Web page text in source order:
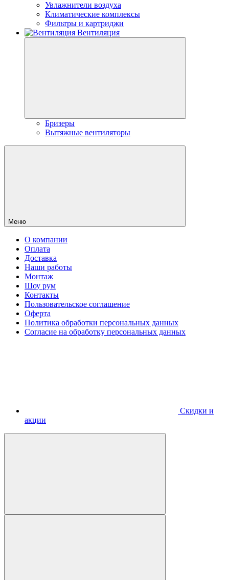
Увлажнители воздуха
Климатические комплексы
Фильтры и картриджи
Вентиляция
Бризеры
Вытяжные вентиляторы
Меню
О компании
Оплата
Доставка
Наши работы
Монтаж
Шоу рум
Контакты
Пользовательское соглашение
Оферта
Политика обработки персональных данных
Согласие на обработку персональных данных
Скидки и
акции